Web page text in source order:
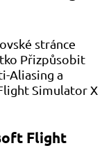
stránce
Přizpůsobit
Aliasing a
Simulator X
Flight